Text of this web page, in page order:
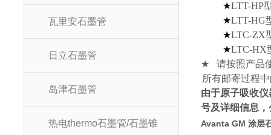
瓦里安石墨管
日立石墨管
岛津石墨管
热电thermo石墨管/石墨锥
★LTT-HP
★LTT-HG
★LTC-ZX
★LTC-HX
★
请按照产品
所有邮寄过程
由于原子吸收
号及详细信息
Avanta GM 涂层